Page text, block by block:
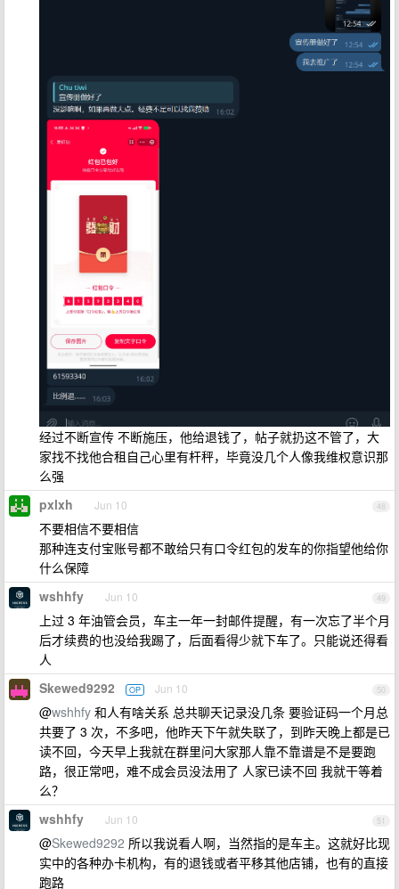
经过不断宣传 不断施压，他给退钱了，帖子就扔这不管了，大
家找不找他合租自己心里有杆秤，毕竟没几个人像我维权意识那
么强
48
pxlxh Jun 10
不要相信不要相信
那种连支付宝账号都不敢给只有口令红包的发车的你指望他给你
什么保障
49
wshhfy Jun 10
上过 3 年油管会员，车主一年一封邮件提醒，有一次忘了半个月
后才续费的也没给我踢了，后面看得少就下车了。只能说还得看
人
50
Skewed9292 OP Jun 10
@wshhfy 和人有啥关系 总共聊天记录没几条 要验证码一个月总
共要了 3 次，不多吧，他昨天下午就失联了，到昨天晚上都是已
读不回，今天早上我就在群里问大家那人靠不靠谱是不是要跑
路，很正常吧，难不成会员没法用了 人家已读不回 我就干等着
么？
51
wshhfy Jun 10
@Skewed9292 所以我说看人啊，当然指的是车主。这就好比现
实中的各种办卡机构，有的退钱或者平移其他店铺，也有的直接
跑路